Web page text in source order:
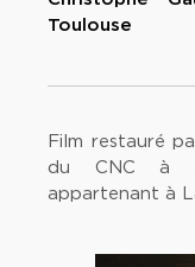
Toulouse
Film restauré
du CNC à
appartenant à